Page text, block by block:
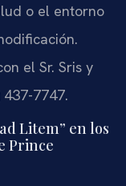
o el entorno
el Sr. Sris y
7747.
Litem” en los
Prince